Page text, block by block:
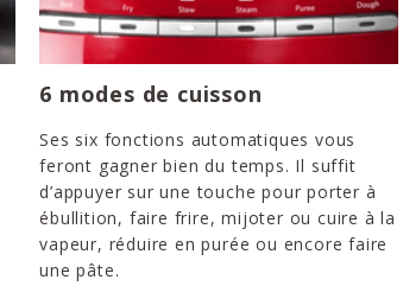
6 modes de cuisson
Ses six fonctions automatiques vous
feront gagner bien du temps. Il suffit
d’appuyer sur une touche pour porter à
ébullition, faire frire, mijoter ou cuire à la
vapeur, réduire en purée ou encore faire
une pâte.